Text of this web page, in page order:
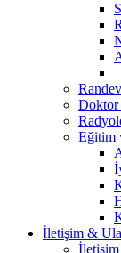
Doktor
Eğitim
İletişim &
İletişim